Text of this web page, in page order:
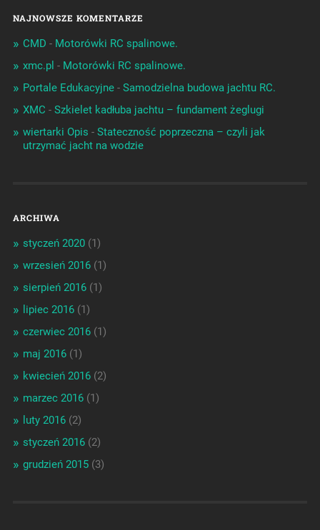
NAJNOWSZE KOMENTARZE
CMD - Motorówki RC spalinowe.
xmc.pl - Motorówki RC spalinowe.
Portale Edukacyjne- Samodzielna budowa jachtu RC.
XMC - Szkielet kadłuba jachtu – fundament żeglugi
wiertarki Opis - Stateczność poprzeczna – czyli jak
utrzymać jacht na wodzie
ARCHIWA
styczeń 2020(1)
wrzesień 2016(1)
sierpień 2016(1)
lipiec 2016(1)
czerwiec 2016(1)
maj 2016(1)
kwiecień 2016(2)
marzec 2016(1)
luty 2016(2)
styczeń 2016(2)
grudzień 2015(3)